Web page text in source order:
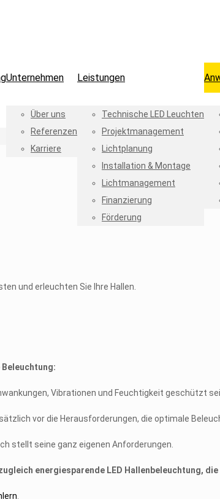
Unternehmen
Über uns
Referenzen
Karriere
Leistungen
Technische LED Leuchten
Projektmanagement
Lichtplanung
Installation & Montage
Lichtmanagement
Finanzierung
Förderung
und erleuchten Sie Ihre Hallen.
Vibrationen und Feuchtigkeit geschützt
vor die Herausforderungen, die optimale
stellt seine ganz eigenen Anforderungen.
energiesparende LED Hallenbeleuchtung,